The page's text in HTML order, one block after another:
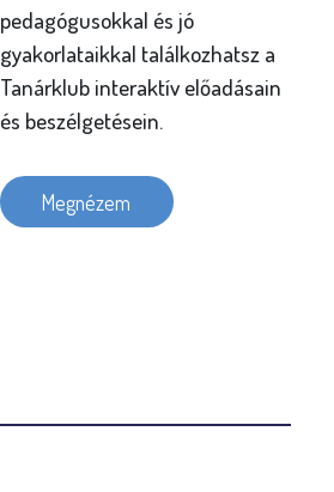
pedagógusokkal és jó
gyakorlataikkal találkozhatsz a
Tanárklub interaktív előadásain
és beszélgetésein.
Megnézem